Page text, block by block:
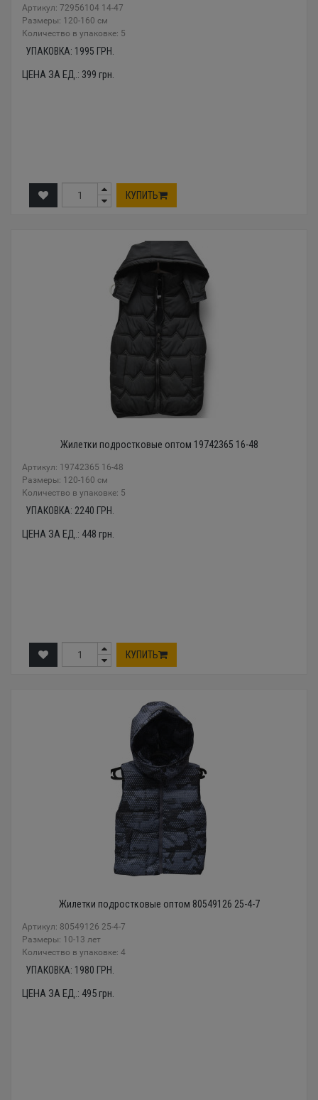
Артикул: 72956104 14-47
Размеры: 120-160 см
Количество в упаковке: 5
УПАКОВКА: 1995 ГРН.
ЦЕНА ЗА ЕД.: 399 грн.
КУПИТЬ
Жилетки подростковые оптом 19742365 16-48
Артикул: 19742365 16-48
Размеры: 120-160 см
Количество в упаковке: 5
УПАКОВКА: 2240 ГРН.
ЦЕНА ЗА ЕД.: 448 грн.
КУПИТЬ
Жилетки подростковые оптом 80549126 25-4-7
Артикул: 80549126 25-4-7
Размеры: 10-13 лет
Количество в упаковке: 4
УПАКОВКА: 1980 ГРН.
ЦЕНА ЗА ЕД.: 495грн.